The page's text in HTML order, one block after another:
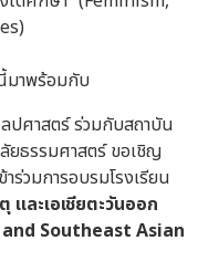
มาพร้อมกับ
ปศาสตร์ ร่วมกับสถาบัน
ยธรรมศาสตร์ ขอเชิญ
ร่วมการอบรมโรงเรียน
และเอเชียตะวันออก
Southeast Asian